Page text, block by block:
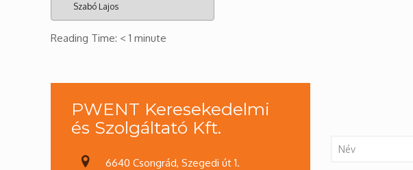
Szabó Lajos
Reading Time: < 1 minute
PWENT Keresekedelmi
és Szolgáltató Kft.
6640 Csongrád, Szegedi út 1.